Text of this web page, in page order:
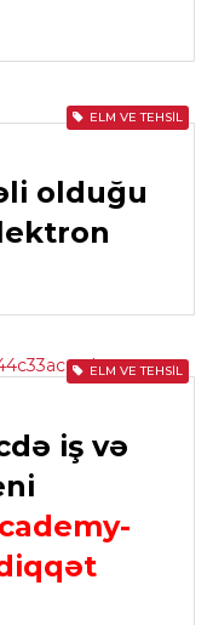
ELM VE TEHSIL
olduğu
ELM VE TEHSIL
iş və